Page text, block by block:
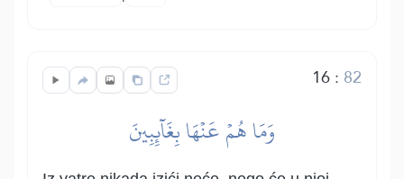
16: 82
وَمَا هُمۡ عَنۡهَا بِغَآئِبِينَ